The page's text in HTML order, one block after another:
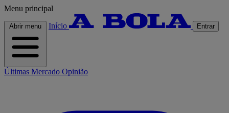
Menu principal
Abrir menu Início Entrar
Últimas Mercado Opinião